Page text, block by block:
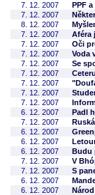
7. 12. 2007
PPF
7. 12. 2007
8. 12. 2007
7. 12. 2007
Aféra
7. 12. 2007
Oči
7. 12. 2007
Voda
7. 12. 2007
Se
7. 12. 2007
7. 12. 2007
7. 12. 2007
7. 12. 2007
6. 12. 2007
Padl
7. 12. 2007
6. 12. 2007
6. 12. 2007
6. 12. 2007
Budu
7. 12. 2007
V
7. 12. 2007
S
6. 12. 2007
6. 12. 2007